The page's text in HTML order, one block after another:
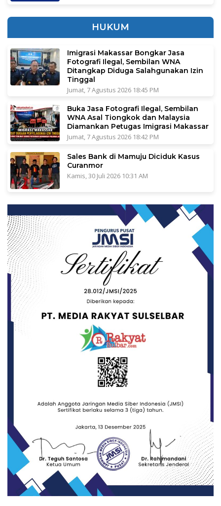
HUKUM
Imigrasi Makassar Bongkar Jasa
Fotografi Ilegal, Sembilan WNA
Ditangkap Diduga Salahgunakan Izin
Tinggal
Jumat, 7 Agustus 2026 18:45 PM
Buka Jasa Fotografi Ilegal, Sembilan
WNA Asal Tiongkok dan Malaysia
Diamankan Petugas Imigrasi Makassar
Jumat, 7 Agustus 2026 18:42 PM
Sales Bank di Mamuju Diciduk Kasus
Curanmor
Kamis, 30 Juli 2026 10:31 AM